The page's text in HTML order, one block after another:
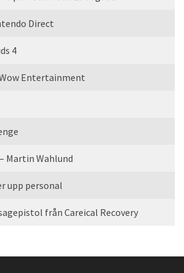
Direct
4
Entertainment
Martin Wahlund
upp personal
från Careical Recovery